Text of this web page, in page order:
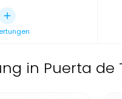
in Puerta de